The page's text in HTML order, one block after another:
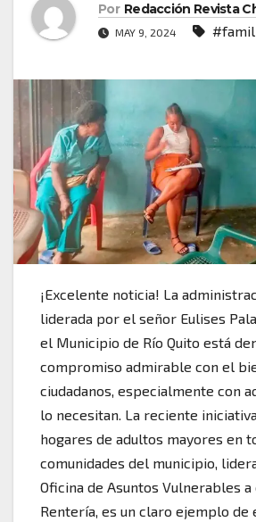
Por Redacción Revista
MAY 9, 2024
¡Excelente noticia! La
liderada por el señor Eulises
el Municipio de Río Quito está
compromiso admirable con el
ciudadanos, especialmente con
lo necesitan. La reciente
hogares de adultos mayores en
comunidades del municipio,
Oficina de Asuntos Vulnerables a
Rentería, es un claro ejemplo de